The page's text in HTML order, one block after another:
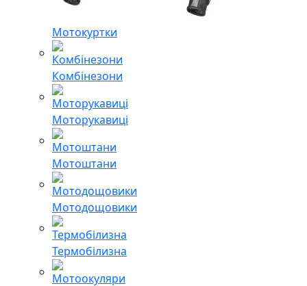
Мотокуртки
Комбінезони
Моторукавиці
Мотоштани
Мотодощовики
Термобілизна